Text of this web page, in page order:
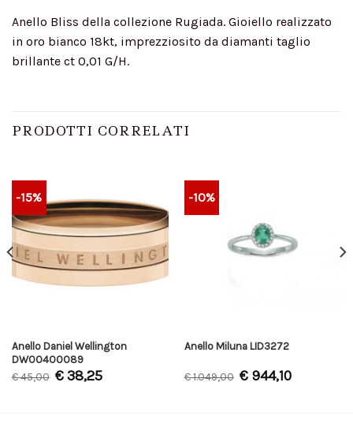
Anello Bliss della collezione Rugiada. Gioiello realizzato
in oro bianco 18kt, imprezziosito da diamanti taglio
brillante ct 0,01 G/H.
PRODOTTI CORRELATI
-15%
Anello Daniel Wellington
DW00400089
€45,00 €38,25
-10%
Anello Miluna LID3272
€1.049,00 €944,10